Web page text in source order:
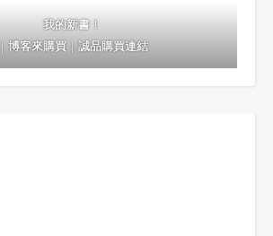
我的新書！
｜博客來購買｜誠品購買連結